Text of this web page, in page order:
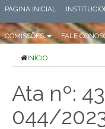
PÁGINA INICIAL
COMISSÕES FALE
INÍCIO
Ata nº:
044/